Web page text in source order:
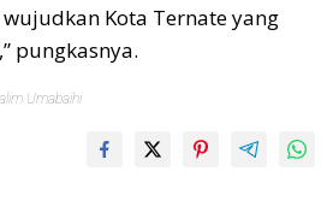
Kota Ternate yang
pungkasnya.
Umabaihi